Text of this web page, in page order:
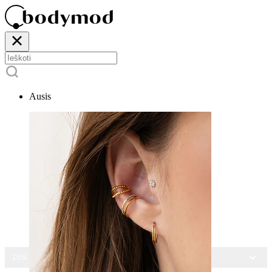
Ausis
15% NUOLAIDA VISIEMS PAPUOŠALAMS